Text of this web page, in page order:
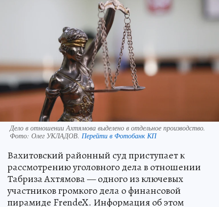
Дело в отношении Ахтямова выделено в отдельное производство.
Фото: Олег УКЛАДОВ. Перейти в Фотобанк КП
Вахитовский районный суд приступает к
рассмотрению уголовного дела в отношении
Табриза Ахтямова — одного из ключевых
участников громкого дела о финансовой
пирамиде FrendeX. Информация об этом